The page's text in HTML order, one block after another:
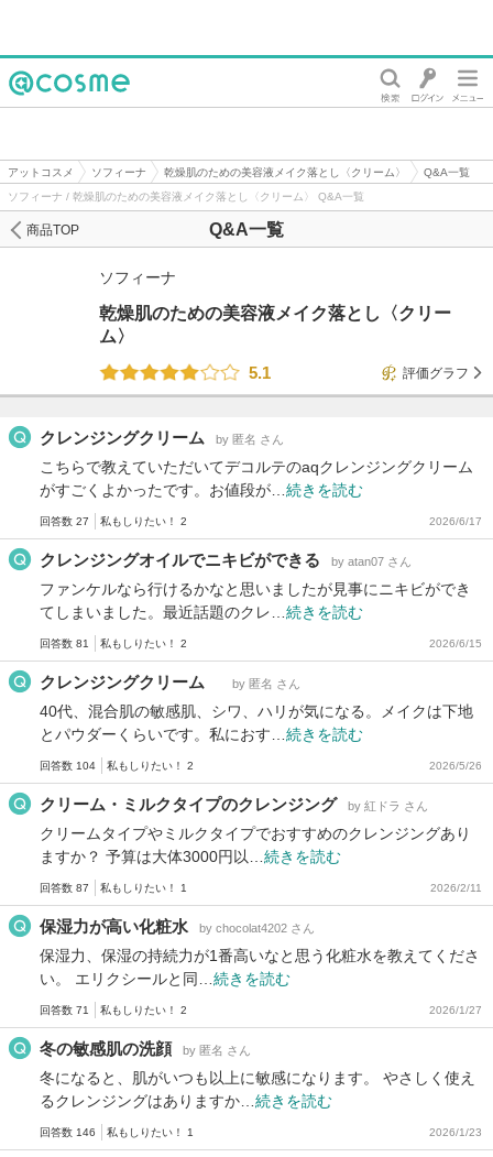
アットコスメ ソフィーナ 乾燥肌のための美容液メイク落とし〈クリーム〉
Q&A一覧
ソフィーナ / 乾燥肌のための美容液メイク落とし〈クリーム〉 Q&A一覧
Q&A一覧
商品TOP
ソフィーナ
乾燥肌のための美容液メイク落とし〈クリー
ム〉
5.1
評価グラフ
クレンジングクリーム by 匿名 さん
こちらで教えていただいてデコルテのaqクレンジングクリーム
がすごくよかったです。お値段が… 続きを読む
回答数 27 私もしりたい！ 2 2026/6/17
クレンジングオイルでニキビができる by atan07 さん
ファンケルなら行けるかなと思いましたが見事にニキビができ
てしまいました。最近話題のクレ… 続きを読む
回答数 81 私もしりたい！ 2 2026/6/15
クレンジングクリーム by 匿名 さん
40代、混合肌の敏感肌、シワ、ハリが気になる。メイクは下地
とパウダーくらいです。私におす… 続きを読む
回答数 104 私もしりたい！ 2 2026/5/26
クリーム・ミルクタイプのクレンジング by 紅ドラ さん
クリームタイプやミルクタイプでおすすめのクレンジングあり
ますか？ 予算は大体3000円以… 続きを読む
回答数 87 私もしりたい！ 1 2026/2/11
保湿力が高い化粧水 by chocolat4202 さん
保湿力、保湿の持続力が1番高いなと思う化粧水を教えてくださ
い。 エリクシールと同… 続きを読む
回答数 71 私もしりたい！ 2 2026/1/27
冬の敏感肌の洗顔 by 匿名 さん
冬になると、肌がいつも以上に敏感になります。 やさしく使え
るクレンジングはありますか… 続きを読む
回答数 146 私もしりたい！ 1 2026/1/23